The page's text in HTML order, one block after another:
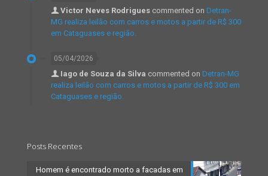
Victor Neves Rodrigues commented on Detran-
MG realiza leilão com carros e motos a partir de R$ 300
em Cataguases e região.
05/04/2026
Iago de Souza da Silva commented on Detran-MG
realiza leilão com carros e motos a partir de R$ 300 em
Cataguases e região.
Posts Recentes
Homem é encontrado morto a facadas em